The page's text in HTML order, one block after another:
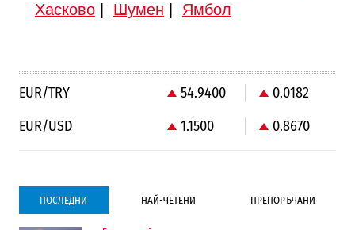
Хасково| Шумен Ямбол
EUR/TRY 54.9400
0.0182
EUR/USD
1.1500 0.8670
ПОСЛЕДНИ НАЙ-ЧЕТЕНИ ПРЕПОРЪЧАНИ